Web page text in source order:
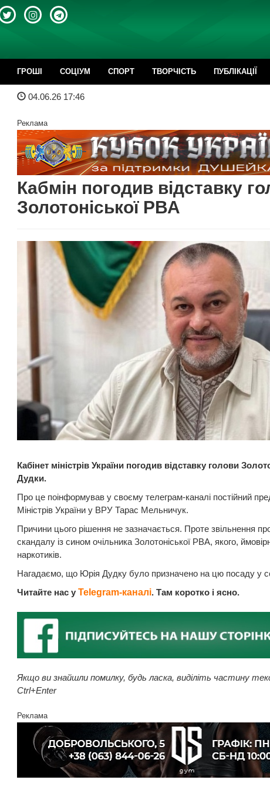
ГРОШІ CОЦІУМ СПОРТ ТВОРЧІСТЬ ПУБЛІКАЦІЇ
04.06.26 17:46
Реклама
Кабмін погодив відставку
Золотоніської РВА
Кабінет міністрів України погодив відставку голови
Дудки.
Про це поінформував у своєму телеграм-каналі постійний
Міністрів України у ВРУ Тарас Мельничук.
Причини цього рішення не зазначається. Проте звільнення
скандалу із сином очільника Золотоніської РВА, якого,
наркотиків.
Нагадаємо, що Юрія Дудку було призначено на цю посаду у
Читайте нас у Telegram-каналі. Там коротко і ясно.
Якщо ви знайшли помилку, будь ласка, виділіть частину
Ctrl+Enter
Реклама